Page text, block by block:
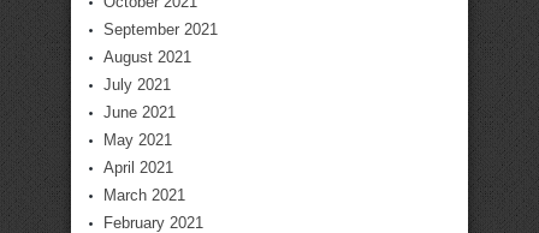
September 2021
August 2021
July 2021
June 2021
May 2021
April 2021
March 2021
February 2021